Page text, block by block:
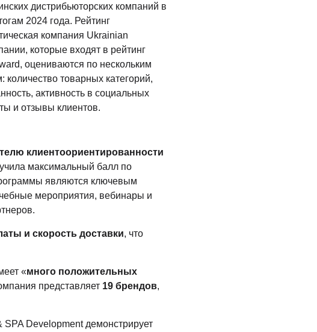
дистрибьюторских компаний в
2024 года. Рейтинг
компания Ukrainian
которые входят в рейтинг
оцениваются по нескольким
товарных категорий,
активность в социальных
и отзывы клиентов.
клиентоориентированности
максимальный балл по
являются ключевым
мероприятия, вебинары и
и скорость доставки, что
«много положительных
представляет 19 брендов,
SPA Development демонстрирует